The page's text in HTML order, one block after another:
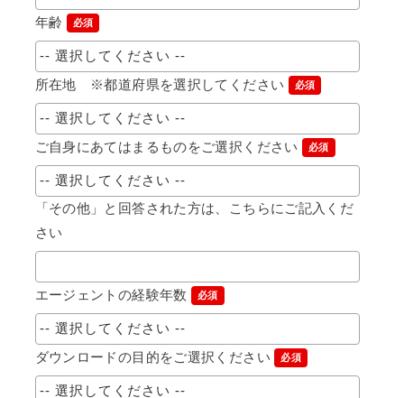
年齢 必須
所在地 ※都道府県を選択してください 必須
ご自身にあてはまるものをご選択ください 必須
「その他」と回答された方は、こちらにご記入くだ
さい
エージェントの経験年数 必須
ダウンロードの目的をご選択ください 必須